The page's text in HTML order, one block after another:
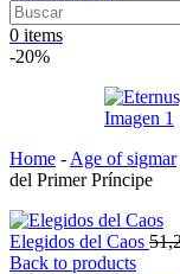
0 items
-20%
Home - Age of sigmar
del Primer Príncipe
Elegidos del Caos
Back to products